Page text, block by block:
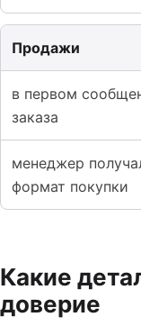
Продажи
в первом
заказа
менеджер
формат покупки
Какие
доверие